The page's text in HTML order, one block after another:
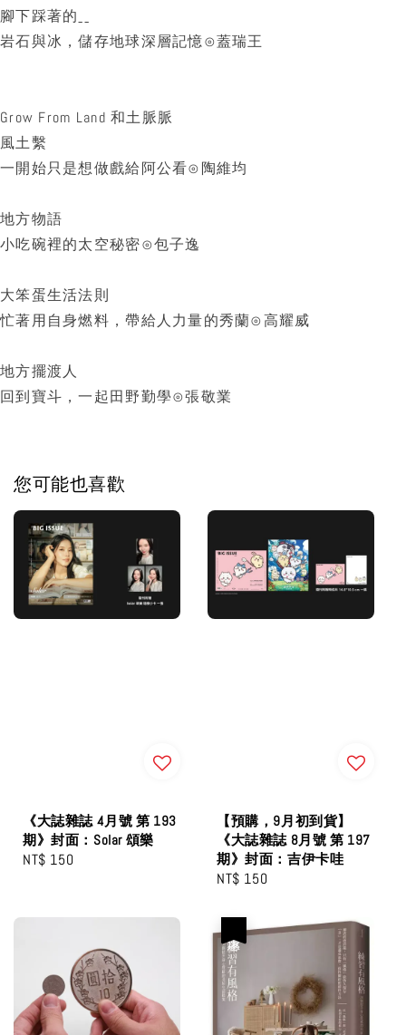
腳下踩著的ˍˍ
岩石與冰，儲存地球深層記憶⊙蓋瑞王
Grow From Land 和土脈脈
風土繫
一開始只是想做戲給阿公看⊙陶維均
地方物語
小吃碗裡的太空秘密⊙包子逸
大笨蛋生活法則
忙著用自身燃料，帶給人力量的秀蘭⊙高耀威
地方擺渡人
回到寶斗，一起田野勤學⊙張敬業
您可能也喜歡
《大誌雜誌 4月號 第 193
期》封面：Solar 頌樂
Regular
NT$ 150
【預購，9月初到貨】
《大誌雜誌 8月號 第 197
期》封面：吉伊卡哇
Regular
NT$ 150